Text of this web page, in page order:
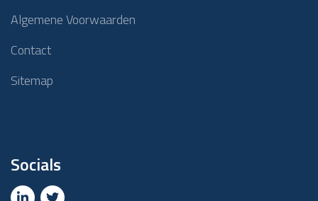
Algemene Voorwaarden
Contact
Sitemap
Socials